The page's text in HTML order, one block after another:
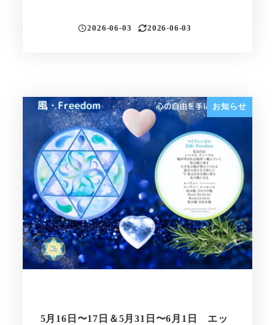
投稿日
2026-06-03
更新日
2026-06-03
お知らせ
5月16日〜17日＆5月31日〜6月1日 エッ